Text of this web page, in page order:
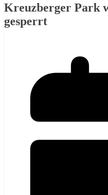
Kreuzberger Park
gesperrt